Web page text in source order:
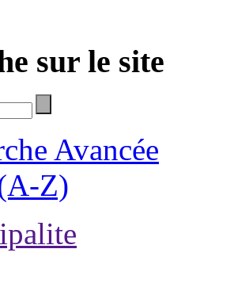
sur le site
Avancée
Z)